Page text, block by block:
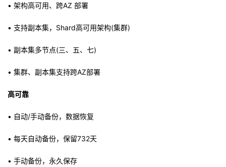
• 架构高可用、跨AZ 部署
• 支持副本集，Shard高可用架构(集群)
• 副本集多节点(三、五、七)
• 集群、副本集支持跨AZ部署
高可靠
• 自动/手动备份，数据恢复
• 每天自动备份，保留732天
• 手动备份，永久保存